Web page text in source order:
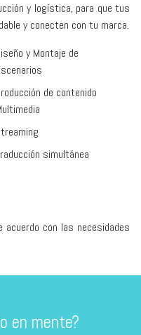
y logística, para que tus
y conecten con tu marca.
y Montaje de
de contenido
simultánea
con las necesidades
en mente?